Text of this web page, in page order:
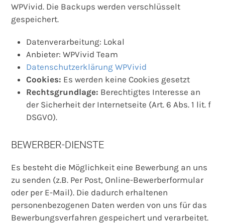
WPVivid. Die Backups werden verschlüsselt
gespeichert.
Datenverarbeitung: Lokal
Anbieter: WPVivid Team
Datenschutzerklärung WPVivid
Cookies: Es werden keine Cookies gesetzt
Rechtsgrundlage: Berechtigtes Interesse an
der Sicherheit der Internetseite (Art. 6 Abs. 1 lit. f
DSGVO).
BEWERBER-DIENSTE
Es besteht die Möglichkeit eine Bewerbung an uns
zu senden (z.B. Per Post, Online-Bewerberformular
oder per E-Mail). Die dadurch erhaltenen
personenbezogenen Daten werden von uns für das
Bewerbungsverfahren gespeichert und verarbeitet.